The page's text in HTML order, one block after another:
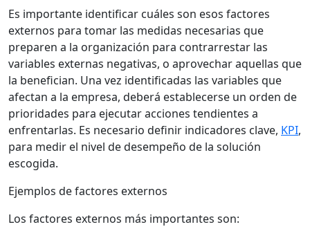
Es importante identificar cuáles son esos factores
externos para tomar las medidas necesarias que
preparen a la organización para contrarrestar las
variables externas negativas, o aprovechar aquellas que
la benefician. Una vez identificadas las variables que
afectan a la empresa, deberá establecerse un orden de
prioridades para ejecutar acciones tendientes a
enfrentarlas. Es necesario definir indicadores clave, KPI,
para medir el nivel de desempeño de la solución
escogida.
Ejemplos de factores externos
Los factores externos más importantes son: